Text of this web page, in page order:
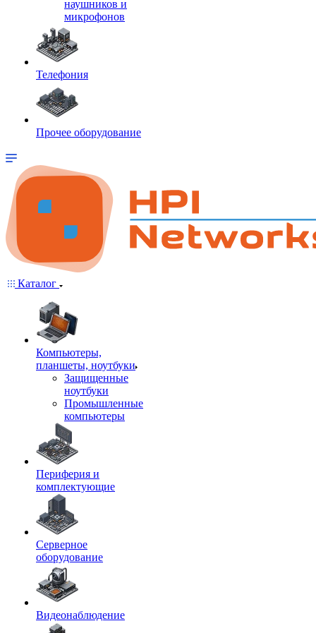
наушников и
микрофонов
Телефония
Прочее оборудование
Каталог
Компьютеры,
планшеты, ноутбуки
Защищенные
ноутбуки
Промышленные
компьютеры
Периферия и
комплектующие
Серверное
оборудование
Видеонаблюдение